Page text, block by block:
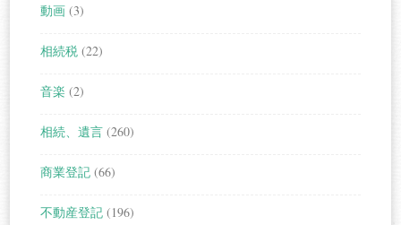
動画 (3)
相続税 (22)
音楽 (2)
相続、遺言 (260)
商業登記 (66)
不動産登記 (196)